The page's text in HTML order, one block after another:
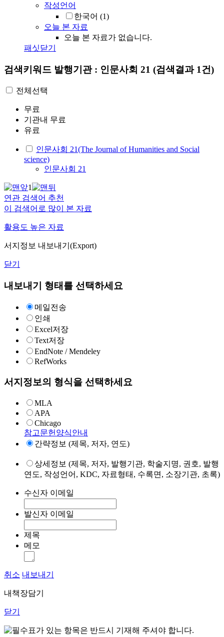
작성언어
한국어 (1)
오늘 본 자료
오늘 본 자료가 없습니다.
패싯닫기
검색키워드 발행기관 : 인문사회 21 (검색결과 1건)
전체선택
무료
기관내 무료
유료
인문사회 21(The Journal of Humanities and Social
science)
인문사회 21
1
연관 검색어 추천
이 검색어로 많이 본 자료
활용도 높은 자료
서지정보 내보내기(Export)
닫기
내보내기 형태를 선택하세요
메일전송
인쇄
Excel저장
Text저장
EndNote / Mendeley
RefWorks
서지정보의 형식을 선택하세요
MLA
APA
Chicago
참고문헌양식안내
간략정보 (제목, 저자, 연도)
상세정보 (제목, 저자, 발행기관, 학술지명, 권호, 발행
연도, 작성언어, KDC, 자료형태, 수록면, 소장기관, 초록)
수신자 이메일
발신자 이메일
제목
메모
취소 내보내기
내책장담기
닫기
표가 있는 항목은 반드시 기재해 주셔야 합니다.